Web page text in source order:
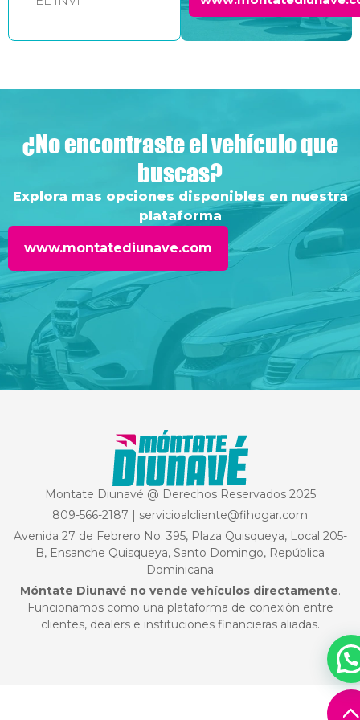
¿No encontraste el vehículo que
buscas?
Explora mas opciones disponibles en nuestra
plataforma
www.montatediunave.com
Montate Diunavé @ Derechos Reservados 2025
809-566-2187 | servicioalcliente@fihogar.com
Avenida 27 de Febrero No. 395, Plaza Quisqueya, Local 205-
B, Ensanche Quisqueya, Santo Domingo, República
Dominicana
Móntate Diunavé no vende vehículos directamente.
Funcionamos como una plataforma de conexión entre
clientes, dealers e instituciones financieras aliadas.